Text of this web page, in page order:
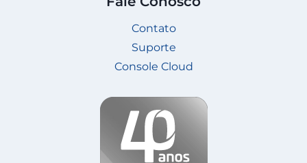
Contato
Suporte
Console Cloud